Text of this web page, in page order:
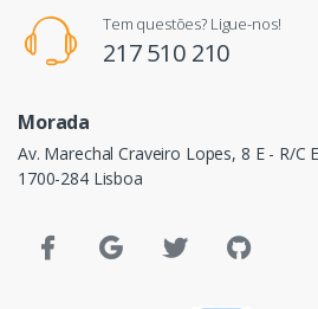
Tem questões? Ligue-nos!
217 510 210
Morada
Av. Marechal Craveiro Lopes, 8 E - R/C
1700-284 Lisboa